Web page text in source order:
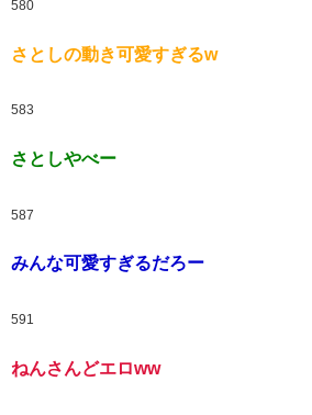
580
さとしの動き可愛すぎるw
583
さとしやべー
587
みんな可愛すぎるだろー
591
ねんさんどエロww